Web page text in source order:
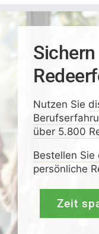
Nutzen Sie
über 5.800
Bestellen Sie
persönliche
Zeit